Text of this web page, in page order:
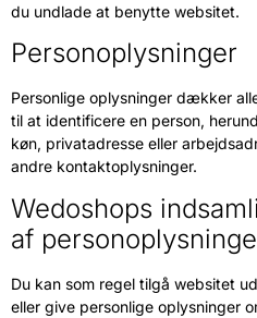
du undlade at benytte websitet.
Personoplysninger
Personlige oplysninger dækker
til at identificere en person,
køn, privatadresse eller
andre kontaktoplysninger.
Wedoshops
af
Du kan som regel tilgå websitet
eller give personlige oplysninger